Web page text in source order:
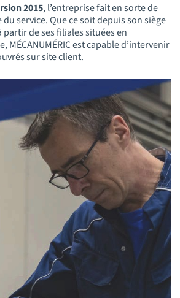
2015, l’entreprise fait en sorte de
service. Que ce soit depuis son siège
partir de ses filiales situées en
MÉCANUMÉRIC est capable d’intervenir
sur site client.